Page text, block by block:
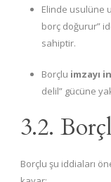
Elinde usulüne
borç doğurur”
sahiptir.
Borçlu imzayı
delil” gücüne
3.2.
Borçlu şu iddiaları